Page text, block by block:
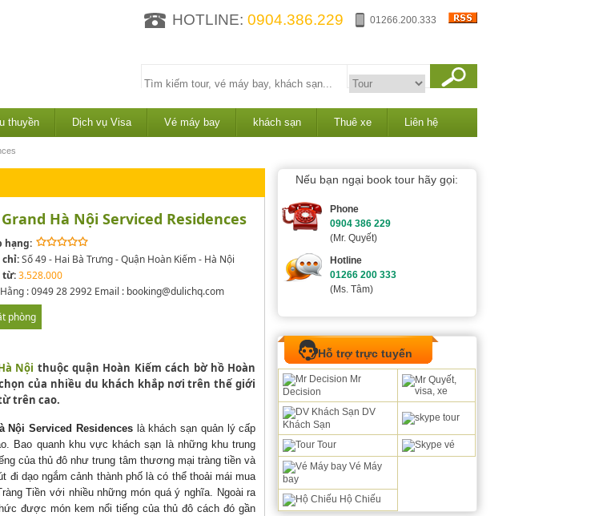
HOTLINE: 0904.386.229 01266.200.333
thuyền Dịch vụ Visa Vé máy bay khách sạn Thuê xe Liên hệ
Hà Nội Serviced Residences
hạng:
Số 49 - Hai Bà Trưng - Quận Hoàn Kiếm - Hà Nội
từ:3.528.000
: 0949 28 2992 Email : booking@dulichq.com
phòng
Nội thuộc quận Hoàn Kiếm cách bờ hồ Hoàn
của nhiều du khách khắp nơi trên thế giới
trên cao.
Nội Serviced Residenceslà khách sạn quản lý cấp
Bao quanh khu vực khách sạn là những khu trung
của thủ đô như trung tâm thương mại tràng tiền và
đi dạo ngắm cảnh thành phố là có thể thoải mái mua
Tiền với nhiều những món quá ý nghĩa. Ngoài ra
được món kem nổi tiếng của thủ đô cách đó gần
Nếu bạn ngại book tour hãy gọi:
Phone
0904 386 229
(Mr. Quyết)
Hotline
01266 200 333
(Ms. Tâm)
Hỗ trợ trực tuyến
Mr
Decision
DV
Khách Sạn
Tour
Vé Máy
bay
Hộ Chiếu